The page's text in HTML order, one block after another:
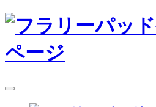
toggle
navigation